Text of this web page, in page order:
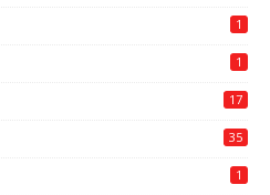
1
1
17
35
1